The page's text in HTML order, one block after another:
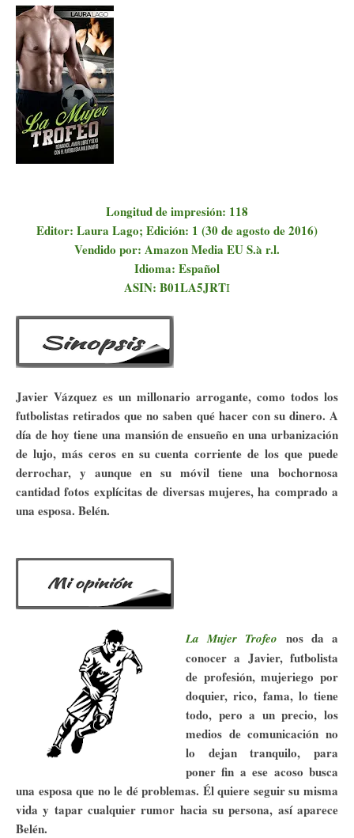
Longitud de impresión: 118
Editor: Laura Lago; Edición: 1 (30 de agosto de 2016)
Vendido por: Amazon Media EU S.à r.l.
Idioma: Español
ASIN: B01LA5JRTI
Javier Vázquez es un millonario arrogante, como todos los
futbolistas retirados que no saben qué hacer con su dinero. A
día de hoy tiene una mansión de ensueño en una urbanización
de lujo, más ceros en su cuenta corriente de los que puede
derrochar, y aunque en su móvil tiene una bochornosa
cantidad fotos explícitas de diversas mujeres, ha comprado a
una esposa. Belén.
La Mujer Trofeo nos da a
conocer a Javier, futbolista
de profesión, mujeriego por
doquier, rico, fama, lo tiene
todo, pero a un precio, los
medios de comunicación no
lo dejan tranquilo, para
poner fin a ese acoso busca
una esposa que no le dé problemas. Él quiere seguir su misma
vida y tapar cualquier rumor hacia su persona, así aparece
Belén.